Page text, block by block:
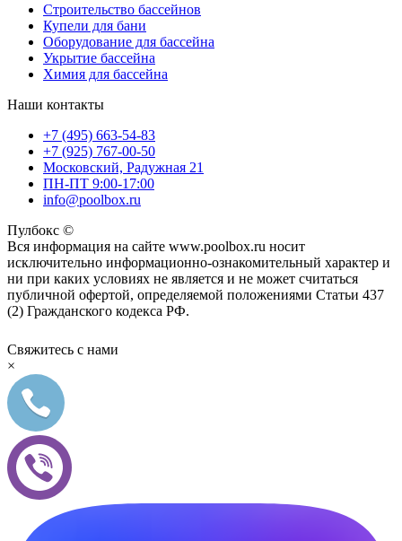
Строительство бассейнов
Купели для бани
Оборудование для бассейна
Укрытие бассейна
Химия для бассейна
Наши контакты
+7 (495) 663-54-83
+7 (925) 767-00-50
Московский, Радужная 21
ПН-ПТ 9:00-17:00
info@poolbox.ru
Пулбокс ©
Вся информация на сайте www.poolbox.ru носит
исключительно информационно-ознакомительный характер и
ни при каких условиях не является и не может считаться
публичной офертой, определяемой положениями Статьи 437
(2) Гражданского кодекса РФ.
Свяжитесь с нами
×